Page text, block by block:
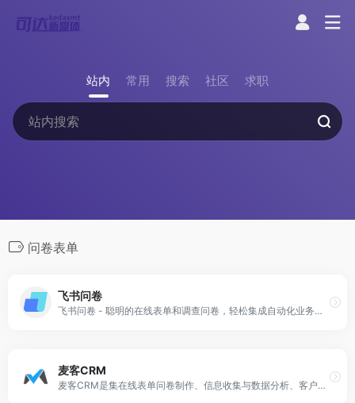
站内 常用 搜索 社区 求职
问卷表单
飞书问卷
飞书问卷 - 聪明的在线表单和调查问卷，轻松集成自动化业务流程，助力更好的决策。帮你轻松完成问卷调查、签到考勤、登记领用、报名投票，助力企业增效降本
麦客CRM
麦客CRM是集在线表单问卷制作、信息收集与数据分析、客户关系管理、邮件短信群发于一体的企业数字化运营平台。帮助企业客户搭建人员管理/会员分销/网上商城/预约平台等专属系统，轻松完成自动获客、用户调查、数据分析、服务运营、市场营销和效益增长。适用于报名/登记/签约/售票/抽奖等海量业务场景，助力用户成功。